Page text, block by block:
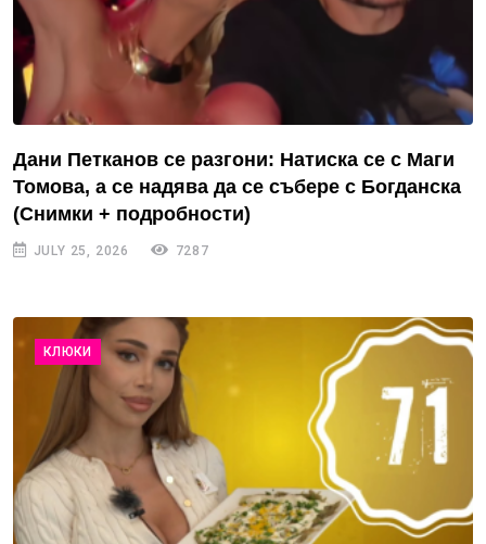
Дани Петканов се разгони: Натиска се с Маги
Томова, а се надява да се събере с Богданска
(Снимки + подробности)
JULY 25, 2026 7287
КЛЮКИ